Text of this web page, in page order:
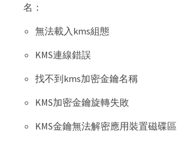
名：
無法載入kms組態
KMS連線錯誤
找不到kms加密金鑰名稱
KMS加密金鑰旋轉失敗
KMS金鑰無法解密應用裝置磁碟區